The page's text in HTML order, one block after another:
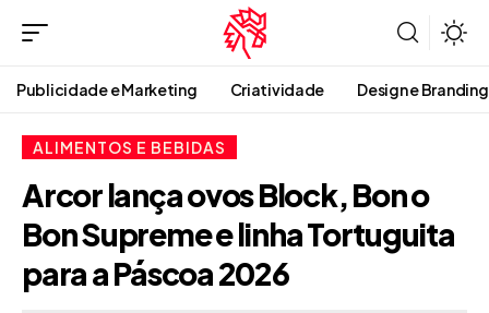
Publicidade e Marketing Criatividade Design e Branding
ALIMENTOS E BEBIDAS
Arcor lança ovos Block, Bon o
Bon Supreme e linha Tortuguita
para a Páscoa 2026